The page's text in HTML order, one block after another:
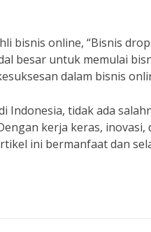
bisnis online, “Bisnis
besar untuk memulai
dalam bisnis
Indonesia, tidak ada
kerja keras, inovasi,
ini bermanfaat dan